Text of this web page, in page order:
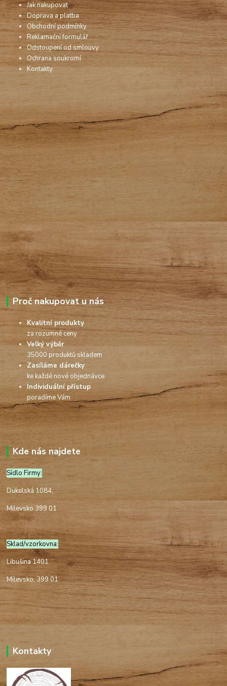
Jak nakupovat
Doprava a platba
Obchodní podmínky
Reklamační formulář
Odstoupení od smlouvy
Ochrana soukromí
Kontakty
Proč nakupovat u nás
Kvalitní produkty
za rozumné ceny
Velký výběr
35000 produktů skladem
Zasíláme dárečky
ke každé nové objednávce
Individuální přístup
poradíme Vám
Kde nás najdete
Sídlo Firmy:
Dukelská 1084,
Milevsko 399 01
Sklad/vzorkovna:
Libušina 1401
Milevsko, 399 01
Kontakty